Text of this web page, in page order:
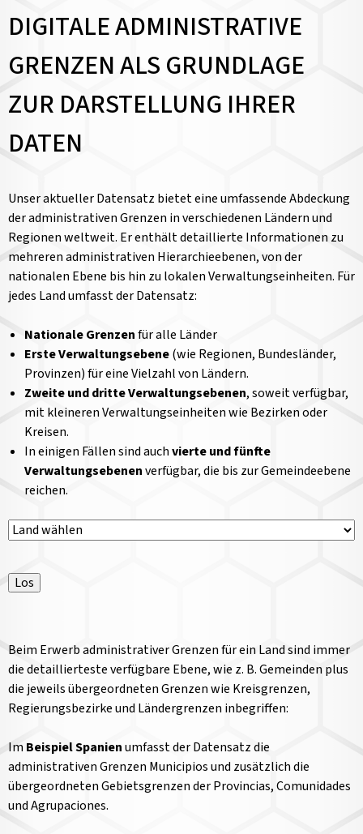
DIGITALE ADMINISTRATIVE
GRENZEN ALS GRUNDLAGE
ZUR DARSTELLUNG IHRER
DATEN
Unser aktueller Datensatz bietet eine umfassende Abdeckung
der administrativen Grenzen in verschiedenen Ländern und
Regionen weltweit. Er enthält detaillierte Informationen zu
mehreren administrativen Hierarchieebenen, von der
nationalen Ebene bis hin zu lokalen Verwaltungseinheiten. Für
jedes Land umfasst der Datensatz:
Nationale Grenzenfür alle Länder
Erste Verwaltungsebene(wie Regionen, Bundesländer,
Provinzen) für eine Vielzahl von Ländern.
Zweite und dritte Verwaltungsebenen, soweit verfügbar,
mit kleineren Verwaltungseinheiten wie Bezirken oder
Kreisen.
In einigen Fällen sind auchvierte und fünfte
Verwaltungsebenenverfügbar, die bis zur Gemeindeebene
reichen.
Länderauswahl
Los
Beim Erwerb administrativer Grenzen für ein Land sind immer
die detaillierteste verfügbare Ebene, wie z. B. Gemeinden plus
die jeweils übergeordneten Grenzen wie Kreisgrenzen,
Regierungsbezirke und Ländergrenzen inbegriffen:
Im Beispiel Spanienumfasst der Datensatz die
administrativen Grenzen Municipios und zusätzlich die
übergeordneten Gebietsgrenzen der Provincias, Comunidades
und Agrupaciones.